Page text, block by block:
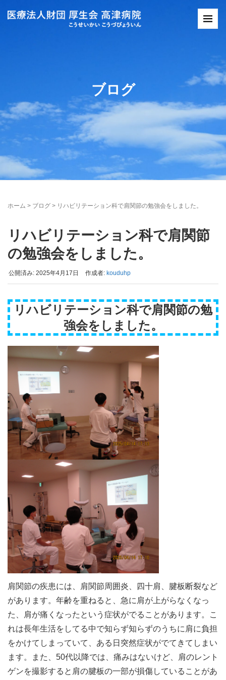
ブログ
ホーム > ブログ > リハビリテーション科で肩関節の勉強会をしました。
リハビリテーション科で肩関節
の勉強会をしました。
公開済み: 2025年4月17日 作成者: kouduhp
リハビリテーション科で肩関節の勉
強会をしました。
肩関節の疾患には、肩関節周囲炎、四十肩、腱板断裂など
があります。年齢を重ねると、急に肩が上がらなくなっ
た、肩が痛くなったという症状がでることがあります。こ
れは長年生活をしてる中で知らず知らずのうちに肩に負担
をかけてしまっていて、ある日突然症状がでてきてしまい
ます。また、50代以降では、痛みはないけど、肩のレント
ゲンを撮影すると肩の腱板の一部が損傷していることがあ